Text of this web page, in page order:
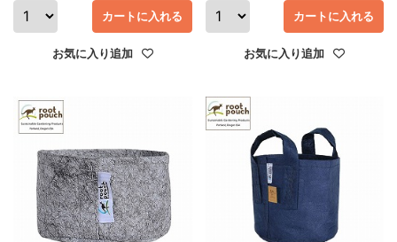
カートに入れる
お気に入り追加
カートに入れる
お気に入り追加